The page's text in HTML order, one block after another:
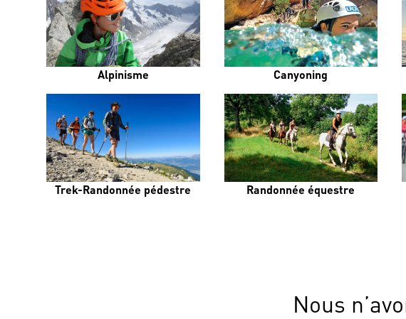
Alpinisme Canyoning
Trek-Randonnée pédestre Randonnée équestre
Nous